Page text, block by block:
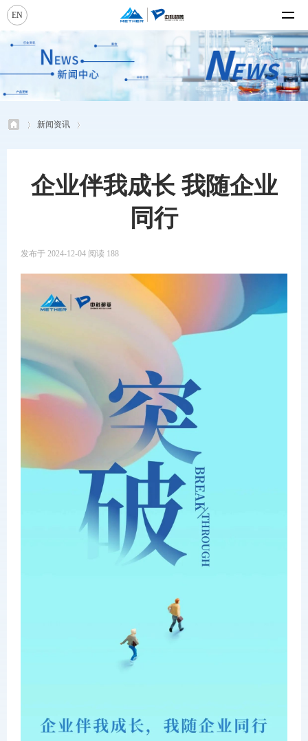
EN
新闻资讯
企业伴我成长 我随企业
同行
发布于 2024-12-04 阅读 188